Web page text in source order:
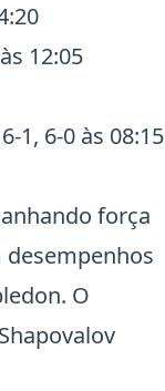
12:05
1, 6-0 às 08:15
força
desempenhos
O